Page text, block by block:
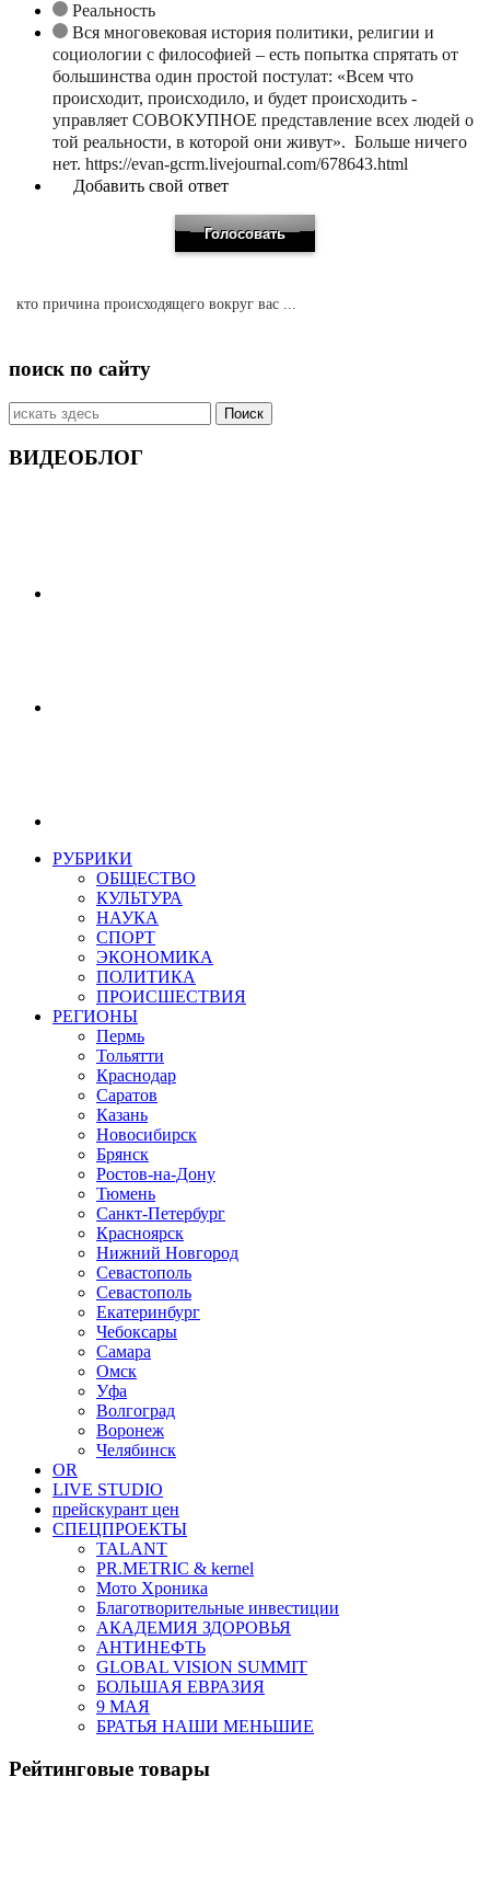
Реальность
Вся многовековая история политики, религии и
социологии с философией – есть попытка спрятать от
большинства один простой постулат: «Всем что
происходит, происходило, и будет происходить -
управляет СОВОКУПНОЕ представление всех людей о
той реальности, в которой они живут». Больше ничего
нет. https://evan-gcrm.livejournal.com/678643.html
Добавить свой ответ
кто причина происходящего вокруг вас ...
поиск по сайту
Искать:
ВИДЕОБЛОГ
РУБРИКИ
ОБЩЕСТВО
КУЛЬТУРА
НАУКА
СПОРТ
ЭКОНОМИКА
ПОЛИТИКА
ПРОИСШЕСТВИЯ
РЕГИОНЫ
Пермь
Тольятти
Краснодар
Саратов
Казань
Новосибирск
Брянск
Ростов-на-Дону
Тюмень
Санкт-Петербург
Красноярск
Нижний Новгород
Севастополь
Севастополь
Екатеринбург
Чебоксары
Самара
Омск
Уфа
Волгоград
Воронеж
Челябинск
OR
LIVE STUDIO
прейскурант цен
СПЕЦПРОЕКТЫ
TALANT
PR.METRIC & kernel
Мото Хроника
Благотворительные инвестиции
АКАДЕМИЯ ЗДОРОВЬЯ
АНТИНЕФТЬ
GLOBAL VISION SUMMIT
БОЛЬШАЯ ЕВРАЗИЯ
9 МАЯ
БРАТЬЯ НАШИ МЕНЬШИЕ
Рейтинговые товары